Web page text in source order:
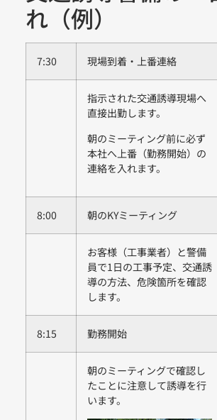
れ（例）
7:30 現場到着・上番連絡
指示された交通誘導現場へ
直接出勤します。
朝のミーティング前に必ず
本社へ上番（勤務開始）の
連絡を入れます。
8:00 朝のKYミーティング
お客様（工事業者）と警備
員で1日の工事予定、交通誘
導の方法、危険箇所を確認
します。
8:15 勤務開始
朝のミーティングで確認し
たことに注意して誘導を行
います。